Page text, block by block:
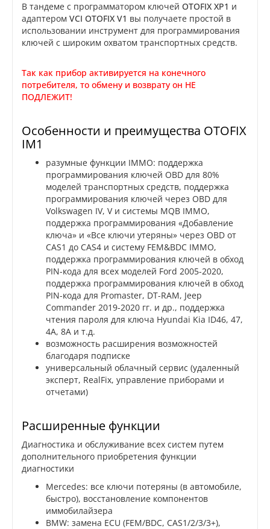
В тандеме с программатором ключей OTOFIX XP1 и
адаптером VCI OTOFIX V1 вы получаете простой в
использовании инструмент для программирования
ключей с широким охватом транспортных средств.
Так как прибор активируется на конечного
потребителя, то обмену и возврату он НЕ
ПОДЛЕЖИТ!
Особенности и преимущества OTOFIX
IM1
разумные функции IMMO: поддержка
программирования ключей OBD для 80%
моделей транспортных средств, поддержка
программирования ключей через OBD для
Volkswagen IV, V и системы MQB IMMO,
поддержка программирования «Добавление
ключа» и «Все ключи утеряны» через OBD от
CAS1 до CAS4 и систему FEM&BDC IMMO,
поддержка программирования ключей в обход
PIN-кода для всех моделей Ford 2005-2020,
поддержка программирования ключей в обход
PIN-кода для Promaster, DT-RAM, Jeep
Commander 2019-2020 гг. и др., поддержка
чтения пароля для ключа Hyundai Kia ID46, 47,
4A, 8A и т.д.
возможность расширения возможностей
благодаря подписке
универсальный облачный сервис (удаленный
эксперт, RealFix, управление приборами и
отчетами)
Расширенные функции
Диагностика и обслуживание всех систем путем
дополнительного приобретения функции
диагностики
Mercedes: все ключи потеряны (в автомобиле,
быстро), восстановление компонентов
иммобилайзера
BMW: замена ECU (FEM/BDC, CAS1/2/3/3+),